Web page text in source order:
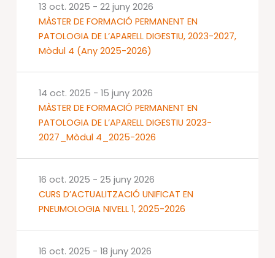
MÀSTER DE FORMACIÓ PERMANENT EN
PATOLOGIA DE L’APARELL DIGESTIU, 2023-2027,
Mòdul 4 (Any 2025-2026)
13 oct. 2025 - 22 juny 2026
MÀSTER DE FORMACIÓ PERMANENT EN
PATOLOGIA DE L’APARELL DIGESTIU 2023-
2027_Mòdul 4_2025-2026
14 oct. 2025 - 15 juny 2026
CURS D’ACTUALITZACIÓ UNIFICAT EN
PNEUMOLOGIA NIVELL 1, 2025-2026
16 oct. 2025 - 25 juny 2026
16 oct. 2025 - 18 juny 2026